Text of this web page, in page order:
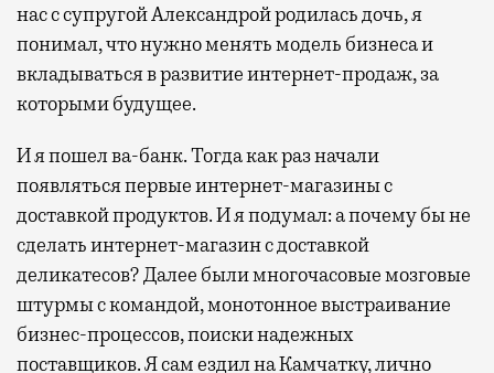
нас с супругой Александрой родилась дочь, я
понимал, что нужно менять модель бизнеса и
вкладываться в развитие интернет-продаж, за
которыми будущее.
И я пошел ва-банк. Тогда как раз начали
появляться первые интернет-магазины с
доставкой продуктов. И я подумал: а почему бы не
сделать интернет-магазин с доставкой
деликатесов? Далее были многочасовые мозговые
штурмы с командой, монотонное выстраивание
бизнес-процессов, поиски надежных
поставщиков. Я сам ездил на Камчатку, лично